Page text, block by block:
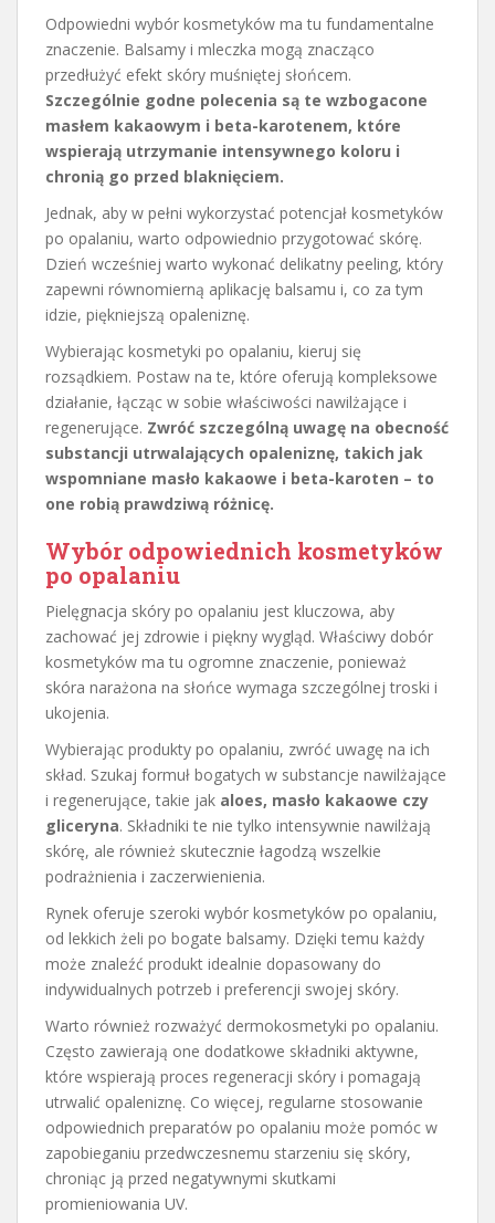
Odpowiedni wybór kosmetyków ma tu fundamentalne
znaczenie. Balsamy i mleczka mogą znacząco
przedłużyć efekt skóry muśniętej słońcem.
Szczególnie godne polecenia są te wzbogacone
masłem kakaowym i beta-karotenem, które
wspierają utrzymanie intensywnego koloru i
chronią go przed blaknięciem.
Jednak, aby w pełni wykorzystać potencjał kosmetyków
po opalaniu, warto odpowiednio przygotować skórę.
Dzień wcześniej warto wykonać delikatny peeling, który
zapewni równomierną aplikację balsamu i, co za tym
idzie, piękniejszą opaleniznę.
Wybierając kosmetyki po opalaniu, kieruj się
rozsądkiem. Postaw na te, które oferują kompleksowe
działanie, łącząc w sobie właściwości nawilżające i
regenerujące. Zwróć szczególną uwagę na obecność
substancji utrwalających opaleniznę, takich jak
wspomniane masło kakaowe i beta-karoten – to
one robią prawdziwą różnicę.
Wybór odpowiednich kosmetyków
po opalaniu
Pielęgnacja skóry po opalaniu jest kluczowa, aby
zachować jej zdrowie i piękny wygląd. Właściwy dobór
kosmetyków ma tu ogromne znaczenie, ponieważ
skóra narażona na słońce wymaga szczególnej troski i
ukojenia.
Wybierając produkty po opalaniu, zwróć uwagę na ich
skład. Szukaj formuł bogatych w substancje nawilżające
i regenerujące, takie jak aloes, masło kakaowe czy
gliceryna. Składniki te nie tylko intensywnie nawilżają
skórę, ale również skutecznie łagodzą wszelkie
podrażnienia i zaczerwienienia.
Rynek oferuje szeroki wybór kosmetyków po opalaniu,
od lekkich żeli po bogate balsamy. Dzięki temu każdy
może znaleźć produkt idealnie dopasowany do
indywidualnych potrzeb i preferencji swojej skóry.
Warto również rozważyć dermokosmetyki po opalaniu.
Często zawierają one dodatkowe składniki aktywne,
które wspierają proces regeneracji skóry i pomagają
utrwalić opaleniznę. Co więcej, regularne stosowanie
odpowiednich preparatów po opalaniu może pomóc w
zapobieganiu przedwczesnemu starzeniu się skóry,
chroniąc ją przed negatywnymi skutkami
promieniowania UV.